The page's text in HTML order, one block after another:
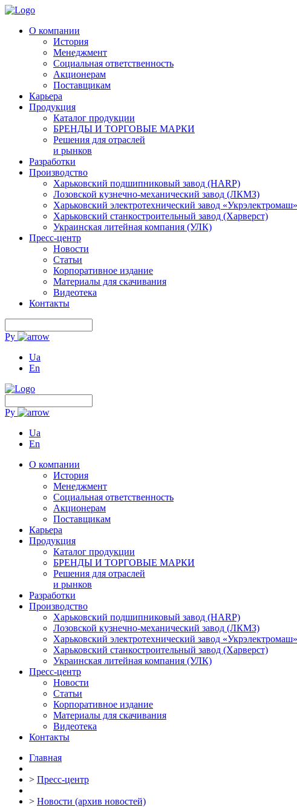
О компании
История
Менеджмент
Социальная ответственность
Акционерам
Поставщикам
Карьера
Продукция
Каталог продукции
БРЕНДЫ И ТОРГОВЫЕ МАРКИ
Решения для отраслей
и рынков
Разработки
Производство
Харьковский подшипниковый завод (HARP)
Лозовской кузнечно-механический завод (ЛКМЗ)
Харьковский электротехнический завод
Харьковский станкостроительный завод (Харверст)
Украинская литейная компания (УЛК)
Пресс-центр
Новости
Статьи
Корпоративное издание
Материалы для скачивания
Видеотека
Контакты
Ру
Ua
En
Ру
Ua
En
О компании
История
Менеджмент
Социальная ответственность
Акционерам
Поставщикам
Карьера
Продукция
Каталог продукции
БРЕНДЫ И ТОРГОВЫЕ МАРКИ
Решения для отраслей
и рынков
Разработки
Производство
Харьковский подшипниковый завод (HARP)
Лозовской кузнечно-механический завод (ЛКМЗ)
Харьковский электротехнический завод
Харьковский станкостроительный завод (Харверст)
Украинская литейная компания (УЛК)
Пресс-центр
Новости
Статьи
Корпоративное издание
Материалы для скачивания
Видеотека
Контакты
Главная
> Пресс-центр
> Новости (архив новостей)